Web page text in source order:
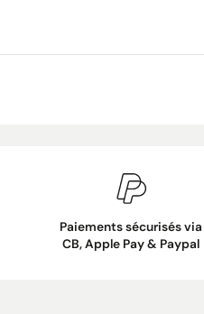
Paiements sécurisés via
CB, Apple Pay & Paypal